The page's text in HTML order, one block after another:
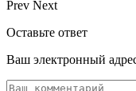
Prev Next
Оставьте ответ
Ваш электронный